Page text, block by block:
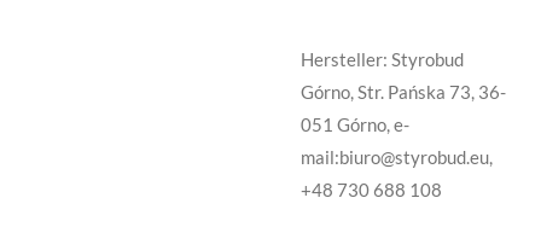
Hersteller: Styrobud
Górno, Str. Pańska 73, 36-
051 Górno, e-
mail:biuro@styrobud.eu,
+48 730 688 108